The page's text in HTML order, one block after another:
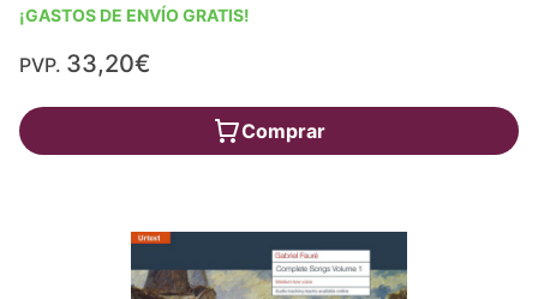
¡GASTOS DE ENVÍO GRATIS!
PVP. 33,20€
Comprar